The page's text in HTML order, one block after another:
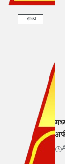
राज्य